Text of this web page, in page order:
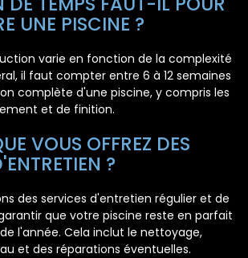
UNE PISCINE ?
varie en fonction de la complexité
il faut compter entre 6 à 12 semaines
complète d'une piscine, y compris les
et de finition.
VOUS OFFREZ DES
?
des services d'entretien régulier et de
que votre piscine reste en parfait
l'année. Cela inclut le nettoyage,
et des réparations éventuelles.